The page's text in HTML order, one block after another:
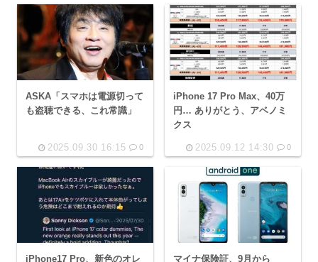
ASKA「スマホは電源切って
も盗聴できる、これ常識」
2025.09.30 16:15 0
iPhone 17 Pro Max、40万
円… ありがとう、アベノミ
クス
2025.09.12 14:30 0
iPhone17 Pro、新色のオレ
マイナ保険証、9月から